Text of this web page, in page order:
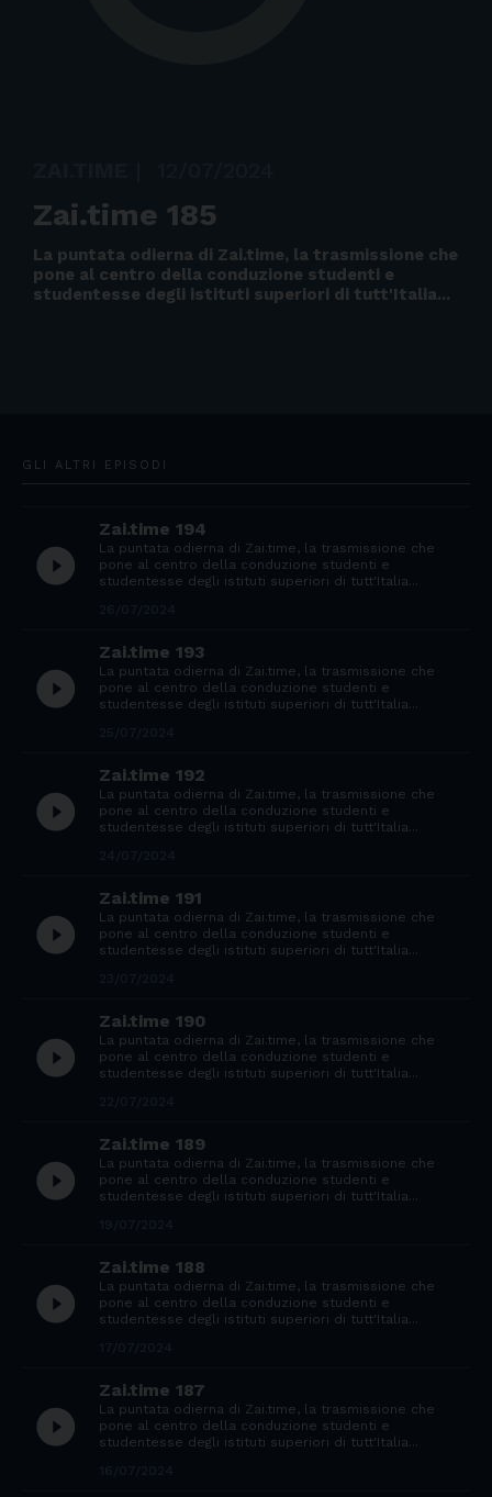
Zai.time 185
La puntata odierna di Zai.time, la trasmissione che
pone al centro della conduzione studenti e
studentesse degli istituti superiori di tutt'Italia...
GLI ALTRI EPISODI
play_circle_filled
Zai.time 194
La puntata odierna di Zai.time, la trasmissione che
pone al centro della conduzione studenti e
studentesse degli istituti superiori di tutt'Italia...
play_circle_filled
Zai.time 193
La puntata odierna di Zai.time, la trasmissione che
pone al centro della conduzione studenti e
studentesse degli istituti superiori di tutt'Italia...
play_circle_filled
Zai.time 192
La puntata odierna di Zai.time, la trasmissione che
pone al centro della conduzione studenti e
studentesse degli istituti superiori di tutt'Italia...
play_circle_filled
Zai.time 191
La puntata odierna di Zai.time, la trasmissione che
pone al centro della conduzione studenti e
studentesse degli istituti superiori di tutt'Italia...
play_circle_filled
Zai.time 190
La puntata odierna di Zai.time, la trasmissione che
pone al centro della conduzione studenti e
studentesse degli istituti superiori di tutt'Italia...
play_circle_filled
Zai.time 189
La puntata odierna di Zai.time, la trasmissione che
pone al centro della conduzione studenti e
studentesse degli istituti superiori di tutt'Italia...
play_circle_filled
Zai.time 188
La puntata odierna di Zai.time, la trasmissione che
pone al centro della conduzione studenti e
studentesse degli istituti superiori di tutt'Italia...
play_circle_filled
Zai.time 187
La puntata odierna di Zai.time, la trasmissione che
pone al centro della conduzione studenti e
studentesse degli istituti superiori di tutt'Italia...